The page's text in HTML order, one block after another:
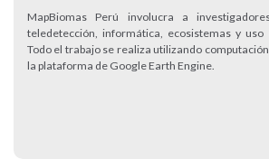
MapBiomas Perú involucra a
teledetección, informática, ecosistemas y
Todo el trabajo se realiza utilizando
la plataforma de Google Earth Engine.